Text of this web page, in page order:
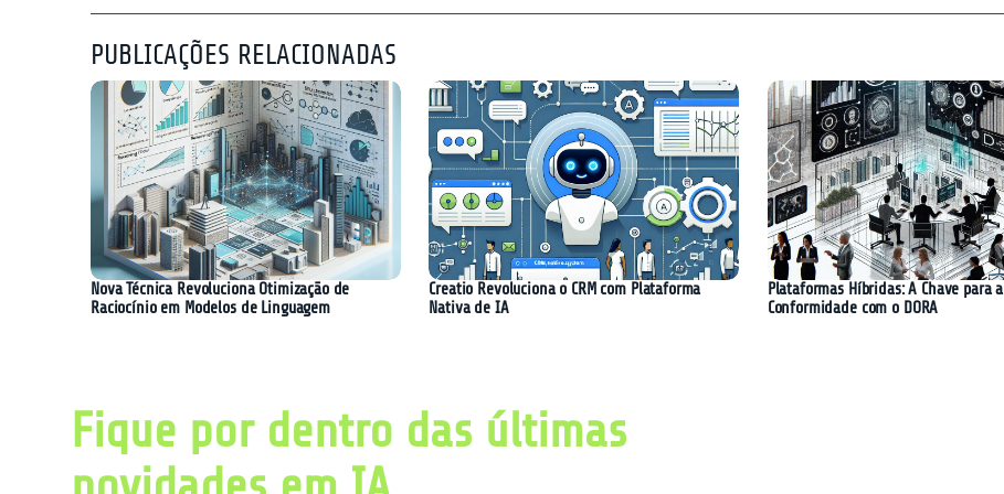
PUBLICAÇÕES RELACIONADAS
Nova Técnica Revoluciona Otimização de
Raciocínio em Modelos de Linguagem
Creatio Revoluciona o CRM com Plataforma
Nativa de IA
Plataformas Híbridas: A Chave para a
Conformidade com o DORA
Fique por dentro das últimas